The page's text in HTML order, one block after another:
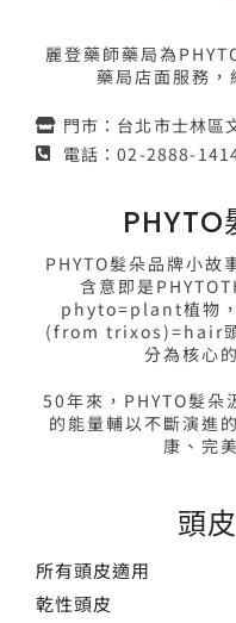
麗登藥師藥局為
藥局店面服務，
門市：台北市士林區
電話：02-2888-
PHYTO
PHYTO髮朵品牌小故
含意即是
phyto=plant植物
(from trixos)=hair頭
分為核心
50年來，PHYTO髮朵
的能量輔以不斷演進
康、完
頭
所有頭皮適用
乾性頭皮